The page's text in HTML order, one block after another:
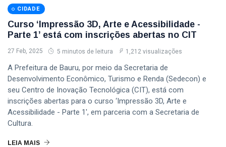
CIDADE
Curso ‘Impressão 3D, Arte e Acessibilidade -
Parte 1’ está com inscrições abertas no CIT
27 Feb, 2025 5 minutos de leitura 1,212 visualizações
A Prefeitura de Bauru, por meio da Secretaria de
Desenvolvimento Econômico, Turismo e Renda (Sedecon) e
seu Centro de Inovação Tecnológica (CIT), está com
inscrições abertas para o curso ‘Impressão 3D, Arte e
Acessibilidade - Parte 1', em parceria com a Secretaria de
Cultura.
LEIA MAIS